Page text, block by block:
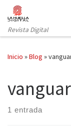
Saltar al contenido
Revista Digital
Inicio »Blog »
1 entrada